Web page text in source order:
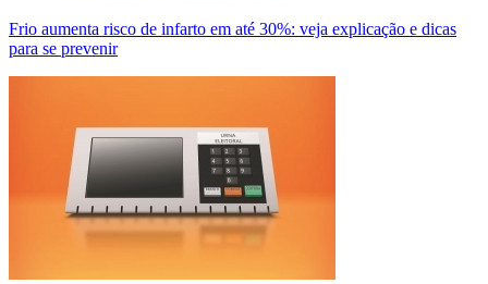
Frio aumenta risco de infarto em até 30%: veja explicação e dicas
para se prevenir